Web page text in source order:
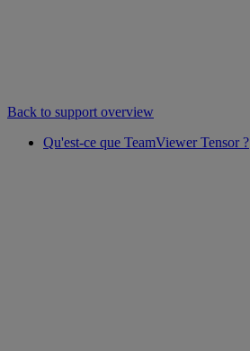
Back to support overview
Qu'est-ce que TeamViewer Tensor ?